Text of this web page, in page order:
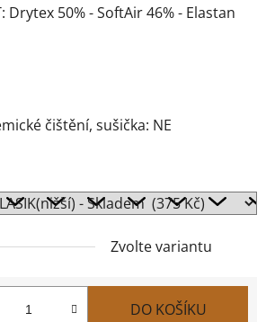
Drytex 50% - SoftAir 46% - Elastan
čištění, sušička: NE
Zvolte variantu
DO KOŠÍKU